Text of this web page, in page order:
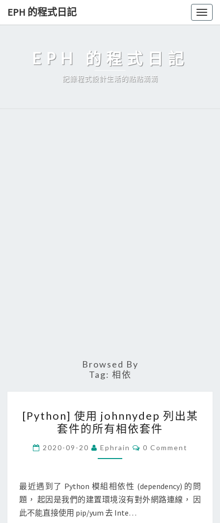
Skip
EPH 的程式日記
EPH 的程式日記
記錄程式設計生活的點點滴滴
Browsed By
Tag: 相依
P
y
t
h
n
]
使
[Python] 使用 johnnydep 列出某
套件的所有相依套件
2020-09-20 Ephrain
C
N
S
0 Comment
最近遇到了 Python 模組相依性 (dependency) 的問
題， 起因是我們的建置環境沒有對外網路連線， 因
此不能直接使用 pip/yum 去 Inte…